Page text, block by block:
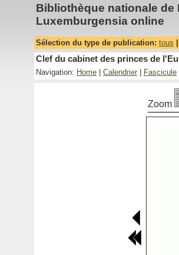
Bibliothèque nationale de
Luxemburgensia online
Sélection du type de publication: tous
Clef du cabinet des princes de
Navigation: Home Calendrier Fascicule
Zoom